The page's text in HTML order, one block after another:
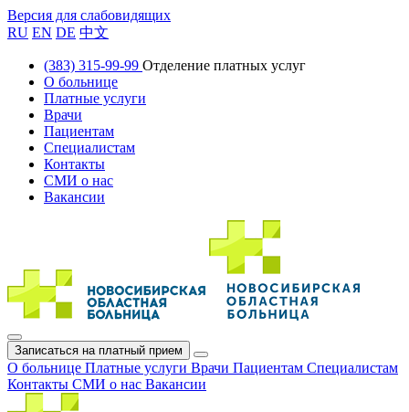
Версия для слабовидящих
RU EN DE 中文
(383) 315-99-99 Отделение платных услуг
О больнице
Платные услуги
Врачи
Пациентам
Специалистам
Контакты
СМИ о нас
Вакансии
Записаться на платный прием
О больнице Платные услуги Врачи Пациентам Специалистам
Контакты СМИ о нас Вакансии